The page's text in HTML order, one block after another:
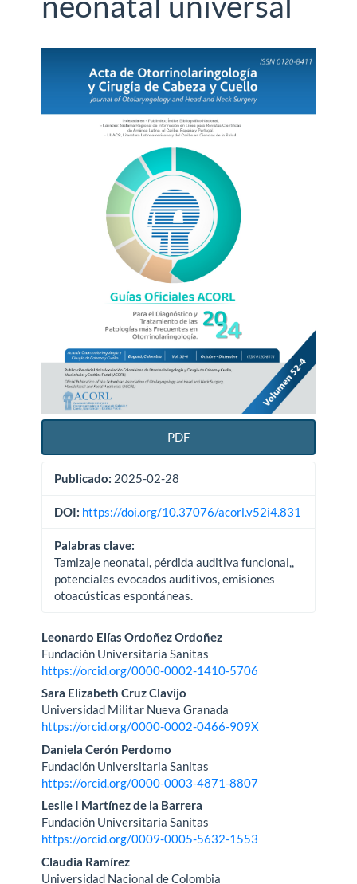
Barra
lateral
del
artículo
PDF
Publicado: 2025-02-28
DOI: https://doi.org/10.37076/acorl.v52i4.831
Palabras clave:
Tamizaje neonatal, pérdida auditiva funcional,,
potenciales evocados auditivos, emisiones
otoacústicas espontáneas.
Contenido
principal
del
artículo
Leonardo Elías Ordoñez Ordoñez
Fundación Universitaria Sanitas
https://orcid.org/0000-0002-1410-5706
Sara Elizabeth Cruz Clavijo
Universidad Militar Nueva Granada
https://orcid.org/0000-0002-0466-909X
Daniela Cerón Perdomo
Fundación Universitaria Sanitas
https://orcid.org/0000-0003-4871-8807
Leslie I Martínez de la Barrera
Fundación Universitaria Sanitas
https://orcid.org/0009-0005-5632-1553
Claudia Ramírez
Universidad Nacional de Colombia